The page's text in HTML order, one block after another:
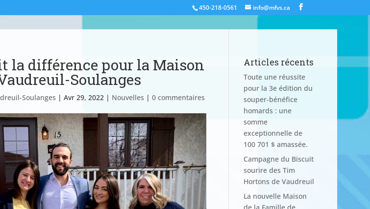
450-218-0561 info@mfvs.ca
la différence pour la Maison
Soulanges
Soulanges | Avr 29, 2022| Nouvelles | 0 commentaires
Articles récents
Toute une réussite
pour la 3e édition du
souper-bénéfice
homards : une
somme
exceptionnelle de
100 701 $ amassée.
Campagne du Biscuit
sourire des Tim
Hortons de Vaudreuil
La nouvelle Maison